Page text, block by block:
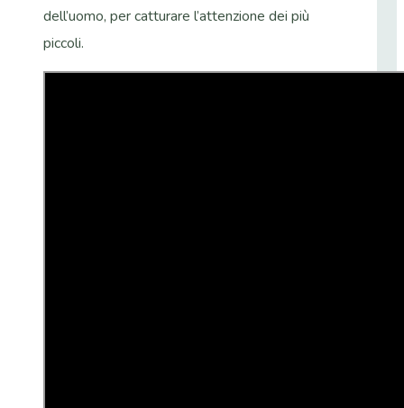
dell’uomo, per catturare l’attenzione dei più
piccoli.